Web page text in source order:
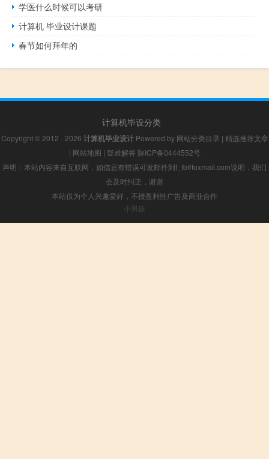
学医什么时候可以考研
计算机 毕业设计课题
春节如何拜年的
计算机毕设分类
Copyright © 2012 - 2026 计算机毕业设计Powered by 网站分类目录 | 精选推荐文章
| 网站地图 | 疑难解答 陕ICP备0444552号
声明：本站内容来自互联网，如信息有错误可发邮件到f_fb#foxmail.com说明，我们
会及时纠正，谢谢
本站仅为个人兴趣爱好，不接盈利性广告及商业合作
小男孩